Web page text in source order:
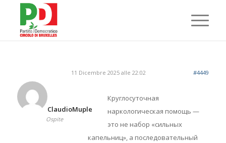
11 Dicembre 2025 alle 22:02 #4449
ClaudioMuple
Ospite
Круглосуточная
наркологическая помощь —
это не набор «сильных
капельниц», а последовательный